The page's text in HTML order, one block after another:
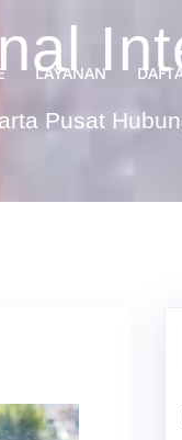
LAYANAN
Pusat